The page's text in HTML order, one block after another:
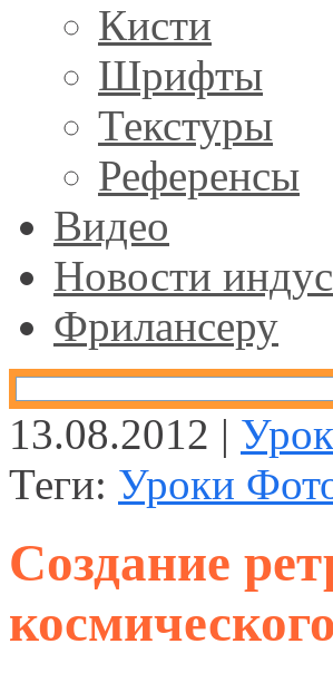
Кисти
Шрифты
Текстуры
Референсы
Видео
Новости
Фрилансеру
13.08.2012 |
Теги: Уроки
Создание